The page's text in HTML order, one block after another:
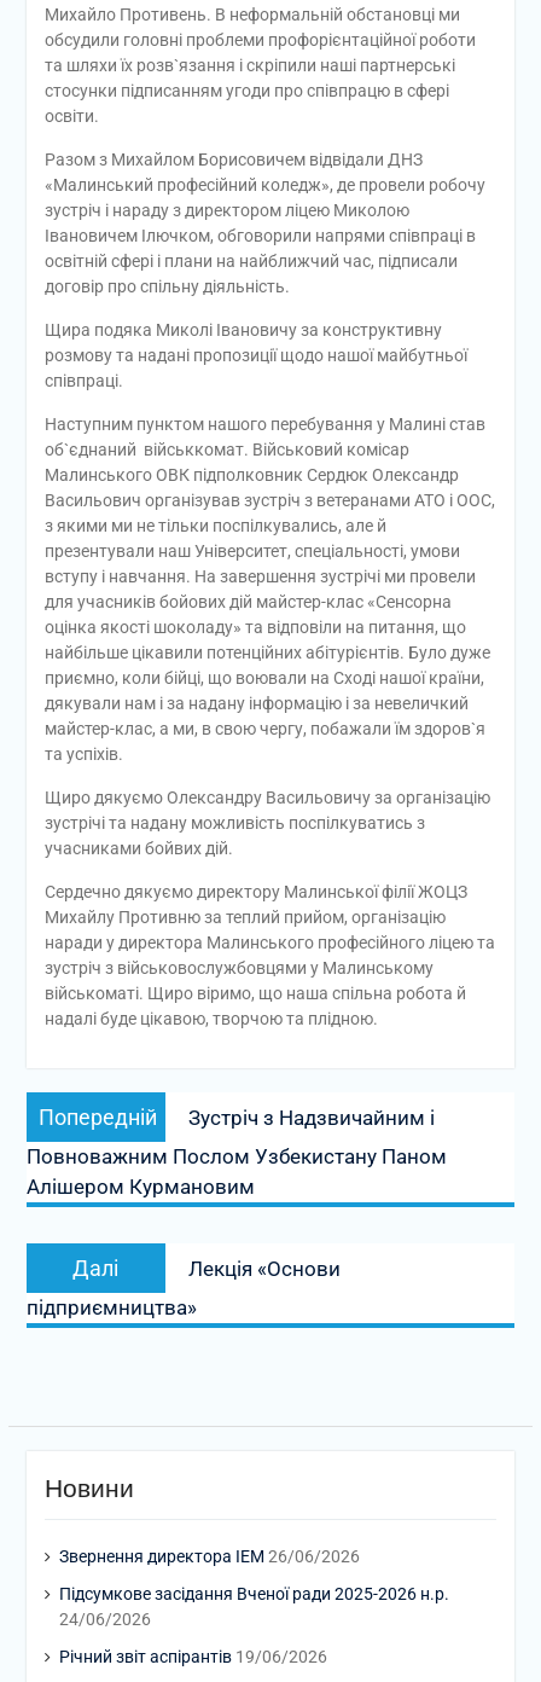
Михайло Противень. В неформальній обстановці ми
обсудили головні проблеми профорієнтаційної роботи
та шляхи їх розв`язання і скріпили наші партнерські
стосунки підписанням угоди про співпрацю в сфері
освіти.
Разом з Михайлом Борисовичем відвідали ДНЗ
«Малинський професійний коледж», де провели робочу
зустріч і нараду з директором ліцею Миколою
Івановичем Ілючком, обговорили напрями співпраці в
освітній сфері і плани на найближчий час, підписали
договір про спільну діяльність.
Щира подяка Миколі Івановичу за конструктивну
розмову та надані пропозиції щодо нашої майбутньої
співпраці.
Наступним пунктом нашого перебування у Малині став
об`єднаний військкомат. Військовий комісар
Малинського ОВК підполковник Сердюк Олександр
Васильович організував зустріч з ветеранами АТО і ООС,
з якими ми не тільки поспілкувались, але й
презентували наш Університет, спеціальності, умови
вступу і навчання. На завершення зустрічі ми провели
для учасників бойових дій майстер-клас «Сенсорна
оцінка якості шоколаду» та відповіли на питання, що
найбільше цікавили потенційних абітурієнтів. Було дуже
приємно, коли бійці, що воювали на Сході нашої країни,
дякували нам і за надану інформацію і за невеличкий
майстер-клас, а ми, в свою чергу, побажали їм здоров`я
та успіхів.
Щиро дякуємо Олександру Васильовичу за організацію
зустрічі та надану можливість поспілкуватись з
учасниками бойвих дій.
Сердечно дякуємо директору Малинської філії ЖОЦЗ
Михайлу Противню за теплий прийом, організацію
наради у директора Малинського професійного ліцею та
зустріч з військовослужбовцями у Малинському
військоматі. Щиро віримо, що наша спільна робота й
надалі буде цікавою, творчою та плідною.
Навігація
записів
Попередній
Попередній
запис:
Зустріч з Надзвичайним і
Повноважним Послом Узбекистану Паном
Алішером Курмановим
Далі
Наступний
запис:
Лекція «Основи
підприємництва»
Новини
Звернення директора ІЕМ 26/06/2026
Підсумкове засідання Вченої ради 2025-2026 н.р.
24/06/2026
Річний звіт аспірантів 19/06/2026